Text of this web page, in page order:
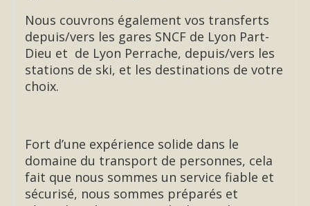
Nous couvrons également vos transferts
depuis/vers les gares SNCF de Lyon Part-
Dieu et de Lyon Perrache, depuis/vers les
stations de ski, et les destinations de votre
choix.
Fort d’une expérience solide dans le
domaine du transport de personnes, cela
fait que nous sommes un service fiable et
sécurisé, nous sommes préparés et